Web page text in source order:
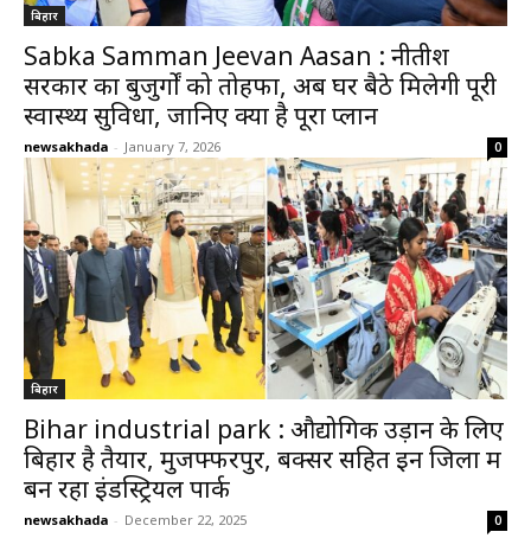
बिहार
Sabka Samman Jeevan Aasan : नीतीश
सरकार का बुजुर्गों को तोहफा, अब घर बैठे मिलेगी पूरी
स्वास्थ्य सुविधा, जानिए क्या है पूरा प्लान
newsakhada - January 7, 2026 0
बिहार
Bihar industrial park : औद्योगिक उड़ान के लिए
बिहार है तैयार, मुजफ्फरपुर, बक्सर सहित इन जिलों में
बन रहा इंडस्ट्रियल पार्क
newsakhada - December 22, 2025 0